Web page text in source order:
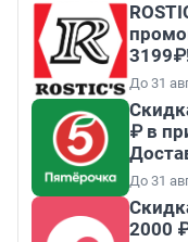
До 31
₽ в
До 31
2000